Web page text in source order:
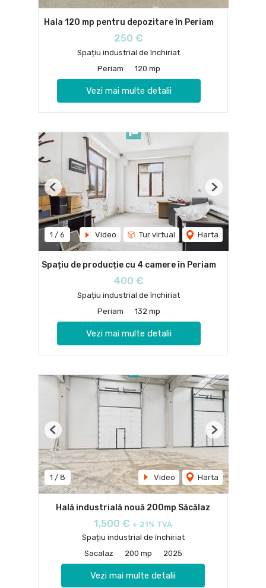
Hala 120 mp pentru depozitare în Periam
250 €
Spațiu industrial de închiriat
Periam
120 mp
Vezi mai multe detalii
1 / 6 Video Tur virtual Harta
Previous Next
Spațiu de producție cu 4 camere în Periam
400 €
Spațiu industrial de închiriat
Periam
132 mp
Vezi mai multe detalii
1 / 8 Video Harta
Previous Next
Hală industrială nouă 200mp Săcălaz
1,500 € + 21% TVA
Spațiu industrial de închiriat
Sacalaz
200 mp 2025
Vezi mai multe detalii